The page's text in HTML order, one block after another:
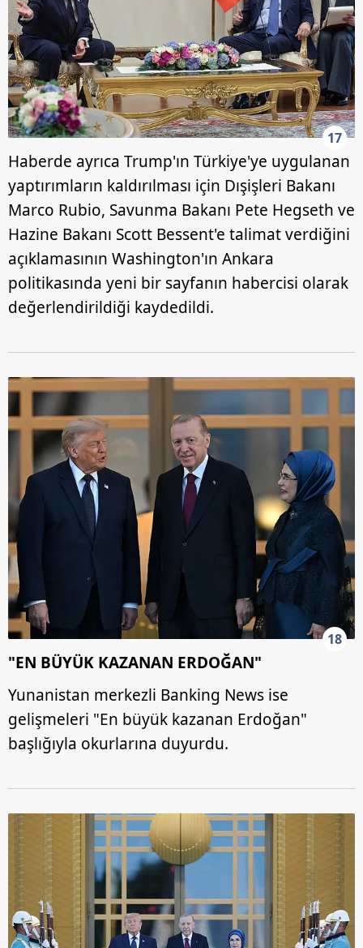
17
Haberde ayrıca Trump'ın Türkiye'ye uygulanan
yaptırımların kaldırılması için Dışişleri Bakanı
Marco Rubio, Savunma Bakanı Pete Hegseth ve
Hazine Bakanı Scott Bessent'e talimat verdiğini
açıklamasının Washington'ın Ankara
politikasında yeni bir sayfanın habercisi olarak
değerlendirildiği kaydedildi.
18
"EN BÜYÜK KAZANAN ERDOĞAN"
Yunanistan merkezli Banking News ise
gelişmeleri "En büyük kazanan Erdoğan"
başlığıyla okurlarına duyurdu.